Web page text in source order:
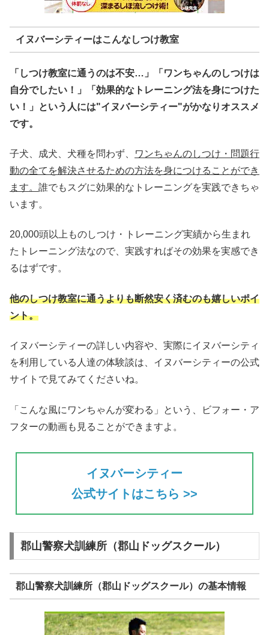
イヌバーシティーはこんなしつけ教室
「しつけ教室に通うのは不安…」「ワンちゃんのしつけは
自分でしたい！」「効果的なトレーニング法を身につけた
い！」という人には"イヌバーシティー"がかなりオススメ
です。
子犬、成犬、犬種を問わず、
ワンちゃんのしつけ・問題行
動の全てを解決させるための方法を身につけることができ
ます。 誰でもスグに効果的なトレーニングを実践できちゃ
います。
20,000頭以上ものしつけ・トレーニング実績から生まれ
たトレーニング法なので、実践すればその効果を実感でき
るはずです。
他のしつけ教室に通うよりも断然安く済むのも嬉しいポイ
ント。
イヌバーシティーの詳しい内容や、実際にイヌバーシティ
を利用している人達の体験談は、イヌバーシティーの公式
サイトで見てみてくださいね。
「こんな風にワンちゃんが変わる」という、ビフォー・ア
フターの動画も見ることができますよ。
イヌバーシティー
公式サイトはこちら >>
郡山警察犬訓練所（郡山ドッグスクール）
郡山警察犬訓練所（郡山ドッグスクール）の基本情報